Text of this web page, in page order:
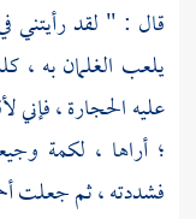
قال : " لقد رأيتني
يلعب الغلمان به ،
عليه الحجارة ،
؛ أراها ، لكمة
فشددته ، ثم جعلت